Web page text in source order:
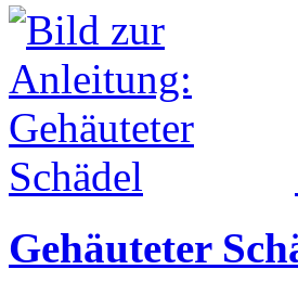
Gehäuteter